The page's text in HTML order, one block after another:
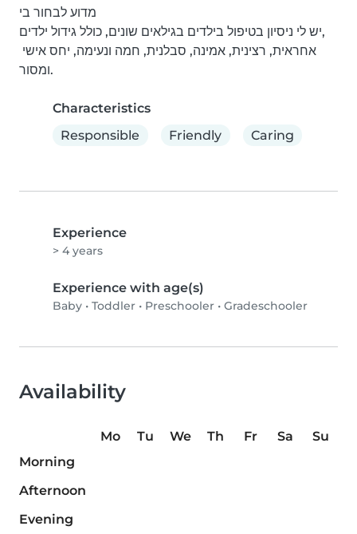
מדוע לבחור בי
יש לי ניסיון בטיפול בילדים בגילאים שונים, כולל גידול ילדים,
ומסור.
Characteristics
Responsible
Friendly Caring
Experience
> 4 years
Experience with age(s)
Baby • Toddler • Preschooler • Gradeschooler
Availability
Mo Tu We Th Fr Sa
Su
Morning
Afternoon
Evening